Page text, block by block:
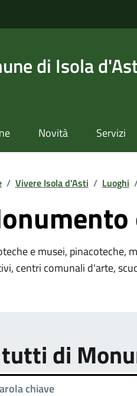
di Isola
Novità Servizi
/ Vivere Isola d'Asti / Luoghi
e musei, pinacoteche,
centri comunali d'arte,
di